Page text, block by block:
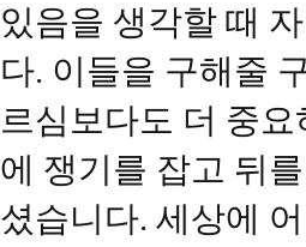
있음을 생각할 때
다. 이들을 구해줄
르심보다도 더 중
에 쟁기를 잡고 뒤
셨습니다. 세상에